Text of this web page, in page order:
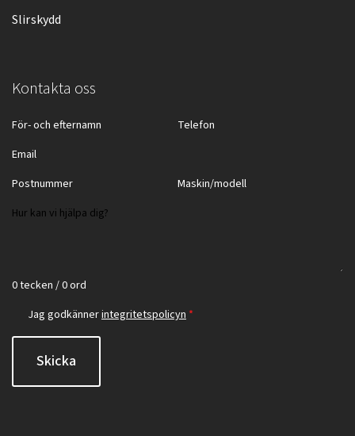
Slirskydd
Kontakta oss
0 tecken / 0 ord
Jag godkännerintegritetspolicyn *
Skicka